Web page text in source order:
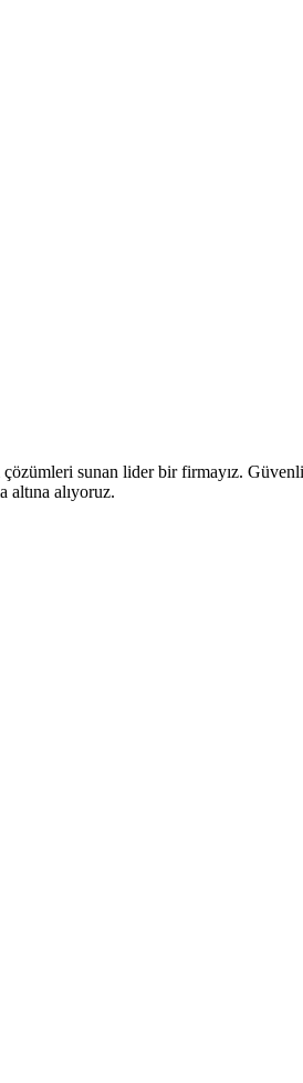
sunan lider bir firmayız.
alıyoruz.